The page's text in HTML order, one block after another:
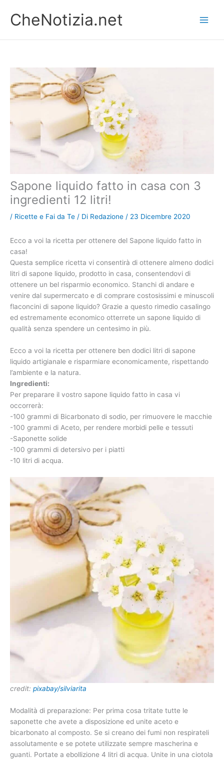
contenuto
CheNotizia.net
Sapone liquido fatto in casa con 3
ingredienti 12 litri!
/ Ricette e Fai da Te / Di Redazione / 23 Dicembre 2020
Ecco a voi la ricetta per ottenere del Sapone liquido fatto in
casa!
Questa semplice ricetta vi consentirà di ottenere almeno dodici
litri di sapone liquido, prodotto in casa, consentendovi di
ottenere un bel risparmio economico. Stanchi di andare e
venire dal supermercato e di comprare costosissimi e minuscoli
flaconcini di sapone liquido? Grazie a questo rimedio casalingo
ed estremamente economico otterrete un sapone liquido di
qualità senza spendere un centesimo in più.
Ecco a voi la ricetta per ottenere ben dodici litri di sapone
liquido artigianale e risparmiare economicamente, rispettando
l’ambiente e la natura.
Ingredienti:
Per preparare il vostro sapone liquido fatto in casa vi
occorrerà:
-100 grammi di Bicarbonato di sodio, per rimuovere le macchie
-100 grammi di Aceto, per rendere morbidi pelle e tessuti
-Saponette solide
-100 grammi di detersivo per i piatti
-10 litri di acqua.
credit: pixabay/silviarita
Modalità di preparazione: Per prima cosa tritate tutte le
saponette che avete a disposizione ed unite aceto e
bicarbonato al composto. Se si creano dei fumi non respirateli
assolutamente e se potete utilizzate sempre mascherina e
guanti. Portate a ebollizione 4 litri di acqua. Unite in una ciotola